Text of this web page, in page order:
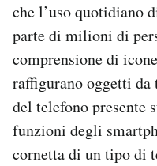
che l’uso quotidiano
parte di milioni di
comprensione di
raffigurano oggetti
del telefono presente
funzioni degli
cornetta di un tipo di